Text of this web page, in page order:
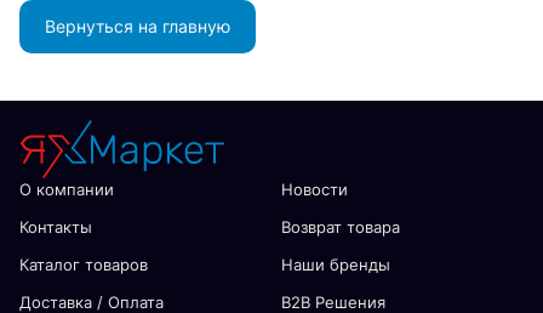
Вернуться на главную
О компании
Новости
Контакты
Возврат товара
Каталог товаров
Наши бренды
Доставка / Оплата
В2В Решения